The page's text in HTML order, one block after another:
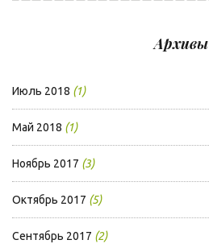
Архивы
Июль 2018 (1)
Май 2018 (1)
Ноябрь 2017 (3)
Октябрь 2017 (5)
Сентябрь 2017 (2)